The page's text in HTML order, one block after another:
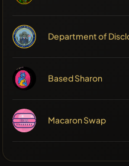
Department of
Based Sharon
Macaron Swap